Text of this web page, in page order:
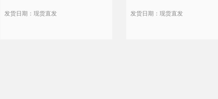
发货日期：现货直发 发货日期：现货直发